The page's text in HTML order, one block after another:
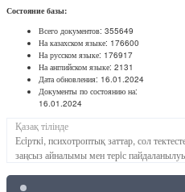
Состояние базы:
Всего документов: 355649
На казахском языке: 176600
На русском языке: 176917
На английском языке: 2131
Дата обновления: 16.01.2024
Документы по состоянию на:
16.01.2024
Қазақ тілінде
Есiрткi, психотроптық заттар, сол
заңсыз айналымы мен терiс